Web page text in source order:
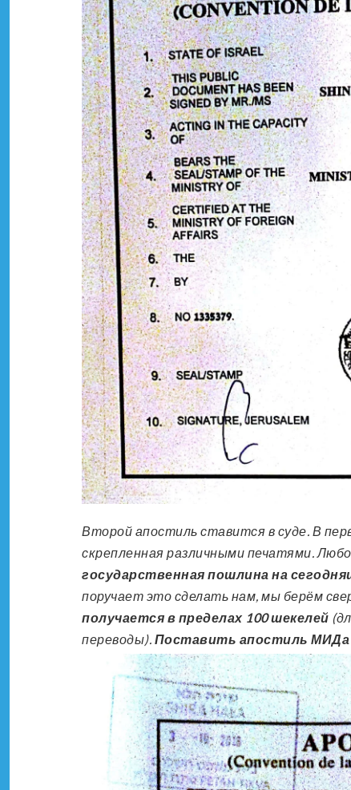
Второй апостиль ставится в суде. В
скрепленная различными печатями.
государственная пошлина на
поручает это сделать нам, мы берём
получается в пределах 100 шекелей
переводы). Поставить апостиль МИДа